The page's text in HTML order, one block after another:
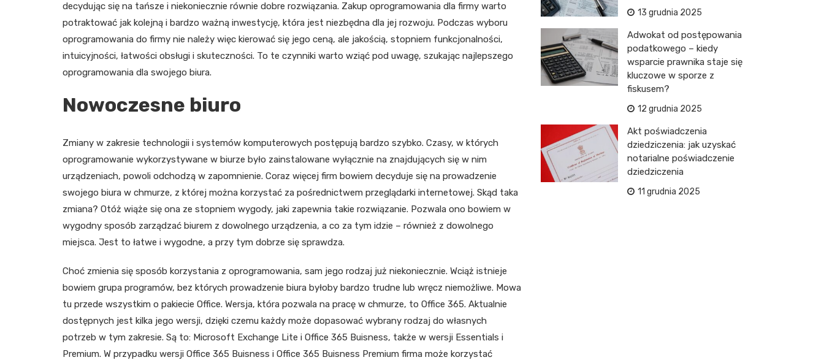
decydując się na tańsze i niekoniecznie równie dobre rozwiązania. Zakup oprogramowania dla firmy warto
potraktować jak kolejną i bardzo ważną inwestycję, która jest niezbędna dla jej rozwoju. Podczas wyboru
oprogramowania do firmy nie należy więc kierować się jego ceną, ale jakością, stopniem funkcjonalności,
intuicyjności, łatwości obsługi i skuteczności. To te czynniki warto wziąć pod uwagę, szukając najlepszego
oprogramowania dla swojego biura.
Nowoczesne biuro
Zmiany w zakresie technologii i systemów komputerowych postępują bardzo szybko. Czasy, w których
oprogramowanie wykorzystywane w biurze było zainstalowane wyłącznie na znajdujących się w nim
urządzeniach, powoli odchodzą w zapomnienie. Coraz więcej firm bowiem decyduje się na prowadzenie
swojego biura w chmurze, z której można korzystać za pośrednictwem przeglądarki internetowej. Skąd taka
zmiana? Otóż wiąże się ona ze stopniem wygody, jaki zapewnia takie rozwiązanie. Pozwala ono bowiem w
wygodny sposób zarządzać biurem z dowolnego urządzenia, a co za tym idzie – również z dowolnego
miejsca. Jest to łatwe i wygodne, a przy tym dobrze się sprawdza.
Choć zmienia się sposób korzystania z oprogramowania, sam jego rodzaj już niekoniecznie. Wciąż istnieje
bowiem grupa programów, bez których prowadzenie biura byłoby bardzo trudne lub wręcz niemożliwe. Mowa
tu przede wszystkim o pakiecie Office. Wersja, która pozwala na pracę w chmurze, to Office 365. Aktualnie
dostępnych jest kilka jego wersji, dzięki czemu każdy może dopasować wybrany rodzaj do własnych
potrzeb w tym zakresie. Są to: Microsoft Exchange Lite i Office 365 Buisness, także w wersji Essentials i
Premium. W przypadku wersji Office 365 Buisness i Office 365 Buisness Premium firma może korzystać
13 grudnia 2025
Adwokat od postępowania
podatkowego – kiedy
wsparcie prawnika staje się
kluczowe w sporze z
fiskusem?
12 grudnia 2025
Akt poświadczenia
dziedziczenia: jak uzyskać
notarialne poświadczenie
dziedziczenia
11 grudnia 2025